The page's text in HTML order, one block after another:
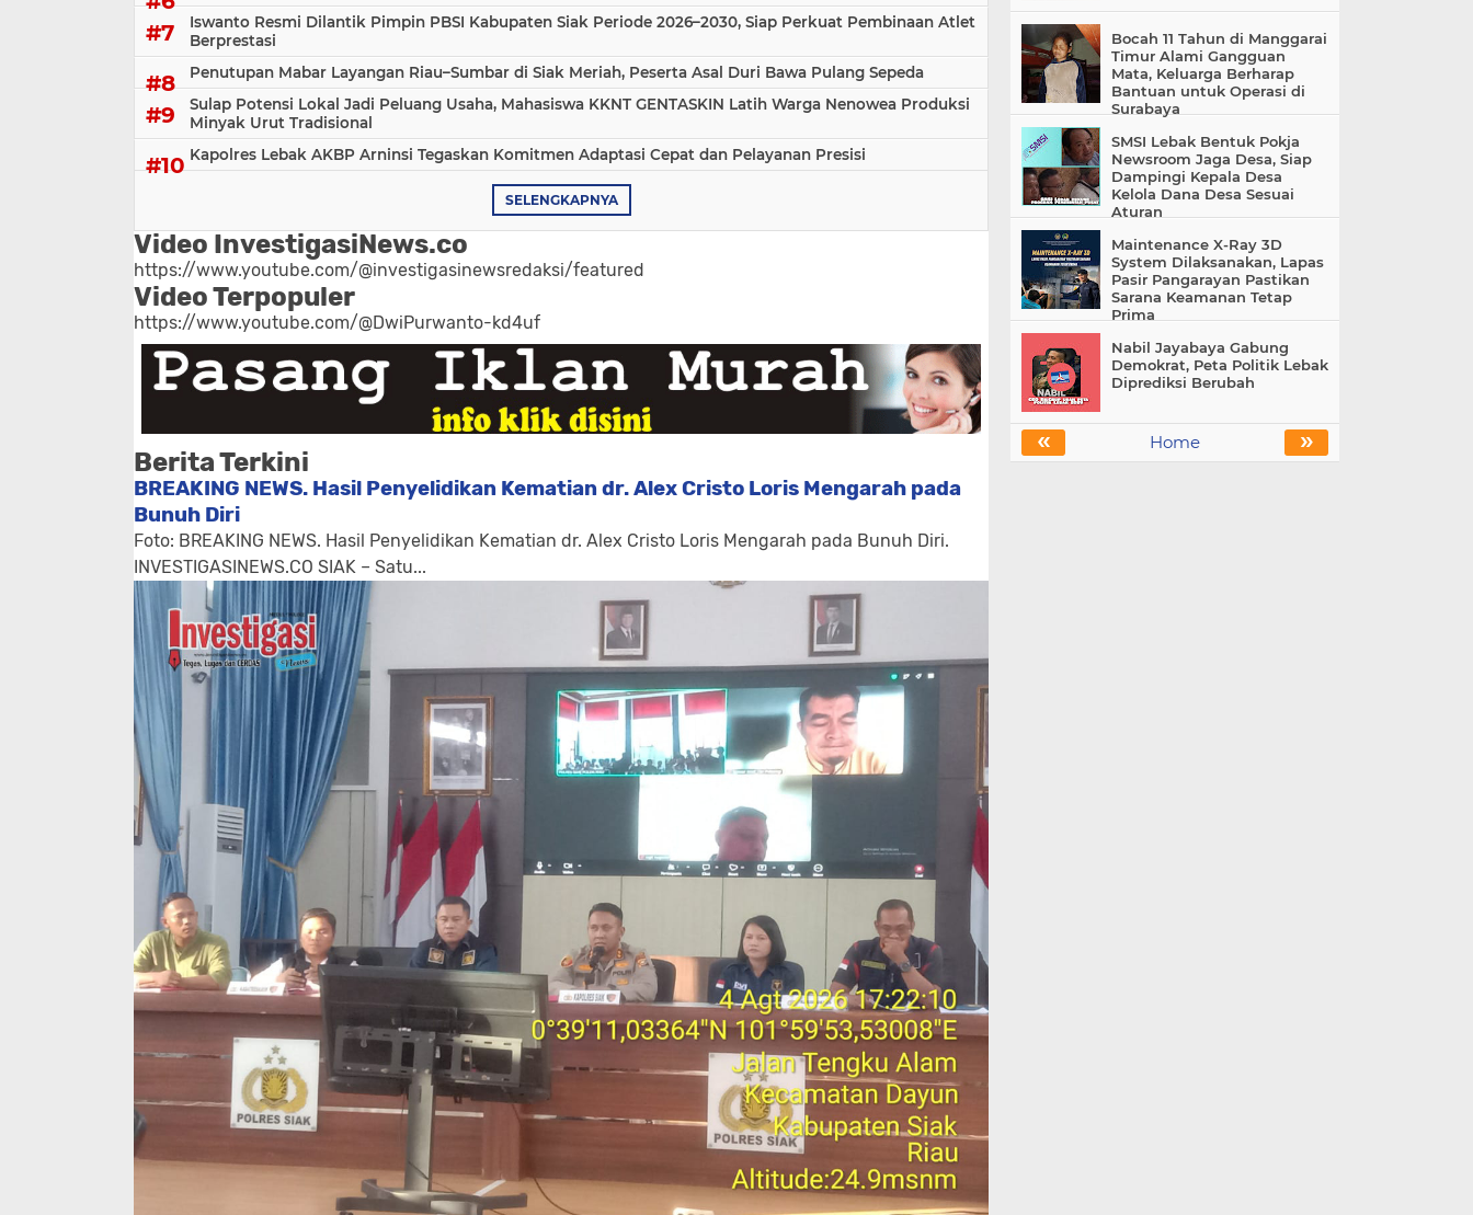
Iswanto Resmi Dilantik Pimpin PBSI Kabupaten Siak Periode 2026–2030, Siap Perkuat Pembinaan Atlet
Berprestasi
Penutupan Mabar Layangan Riau–Sumbar di Siak Meriah, Peserta Asal Duri Bawa Pulang Sepeda
Sulap Potensi Lokal Jadi Peluang Usaha, Mahasiswa KKNT GENTASKIN Latih Warga Nenowea Produksi
Minyak Urut Tradisional
Kapolres Lebak AKBP Arninsi Tegaskan Komitmen Adaptasi Cepat dan Pelayanan Presisi
SELENGKAPNYA
Video InvestigasiNews.co
https://www.youtube.com/@investigasinewsredaksi/featured
Video Terpopuler
https://www.youtube.com/@DwiPurwanto-kd4uf
Berita Terkini
BREAKING NEWS. Hasil Penyelidikan Kematian dr. Alex Cristo Loris Mengarah pada
Bunuh Diri
Foto: BREAKING NEWS. Hasil Penyelidikan Kematian dr. Alex Cristo Loris Mengarah pada Bunuh Diri.
INVESTIGASINEWS.CO SIAK – Satu...
Bocah 11 Tahun di Manggarai
Timur Alami Gangguan
Mata, Keluarga Berharap
Bantuan untuk Operasi di
Surabaya
SMSI Lebak Bentuk Pokja
Newsroom Jaga Desa, Siap
Dampingi Kepala Desa
Kelola Dana Desa Sesuai
Aturan
Maintenance X-Ray 3D
System Dilaksanakan, Lapas
Pasir Pangarayan Pastikan
Sarana Keamanan Tetap
Prima
Nabil Jayabaya Gabung
Demokrat, Peta Politik Lebak
Diprediksi Berubah
« »
Home